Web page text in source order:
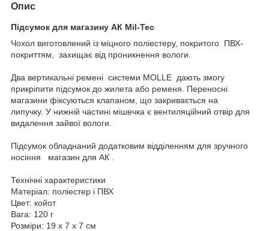
Опис
Підсумок для магазину АК Mil-Tec
Чохол виготовлений із міцного поліестеру, покритого ПВХ-
покриттям, захищає від проникнення вологи.
Два вертикальні ремені системи MOLLE дають змогу
прикріпити підсумок до жилета або ременя. Переносні
магазини фіксуються клапаном, що закривається на
липучку. У нижній частині мішечка є вентиляційний отвір для
видалення зайвої вологи.
Підсумок обладнаний додатковим відділенням для зручного
носіння магазин для АК .
Технічні характеристики
Матеріал: поліестер і ПВХ
Цвет: койот
Вага: 120 г
Розміри: 19 х 7 х 7 см